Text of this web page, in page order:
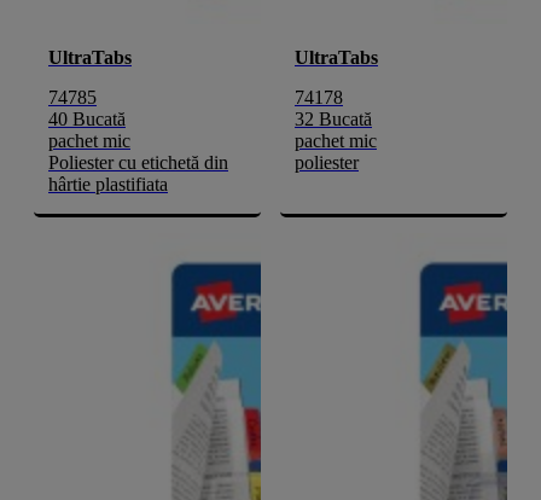
UltraTabs
74785
40 Bucată
pachet mic
Poliester cu etichetă din
hârtie plastifiata
UltraTabs
74178
32 Bucată
pachet mic
poliester